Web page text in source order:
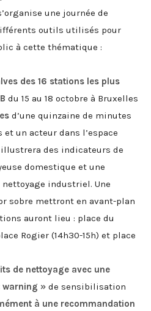
une journée de
outils utilisés pour
à cette thématique :
des 16 stations les plus
du 15 au 18 octobre à Bruxelles
d’une quinzaine de minutes
un acteur dans l’espace
des indicateurs de
domestique et une
nettoyage industriel. Une
sobre mettront en avant-plan
auront lieu : place du
Rogier (14h30-15h) et place
de nettoyage avec une
warning » de sensibilisation
à une recommandation